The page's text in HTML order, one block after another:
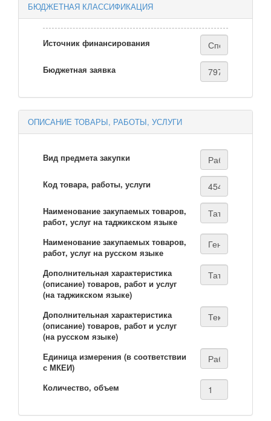
БЮДЖЕТНАЯ КЛАССИФИКАЦИЯ
Источник финансирования
Бюджетная заявка
ОПИСАНИЕ ТОВАРЫ, РАБОТЫ, УСЛУГИ
Вид предмета закупки
Код товара, работы, услуги
Наименование закупаемых товаров,
работ, услуг на таджикском языке
Наименование закупаемых товаров,
работ, услуг на русском языке
Дополнительная характеристика
(описание) товаров, работ и услуг
(на таджикском языке)
Дополнительная характеристика
(описание) товаров, работ и услуг
(на русском языке)
Единица измерения (в соответствии
с МКЕИ)
Количество, объем